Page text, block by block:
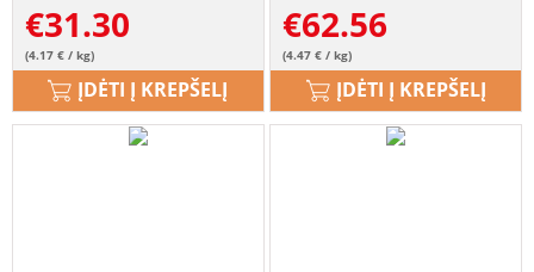
€31.30
(4.17 € / kg)
ĮDĖTI Į KREPŠELĮ
€62.56
(4.47 € / kg)
ĮDĖTI Į KREPŠELĮ